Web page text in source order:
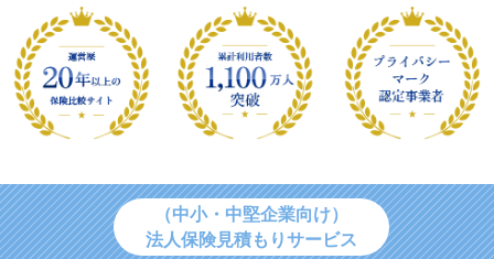
（中小・中堅企業向け）
法人保険見積もりサービス